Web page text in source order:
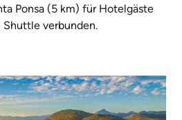
Ponsa (5 km) für Hotelgäste
verbunden.